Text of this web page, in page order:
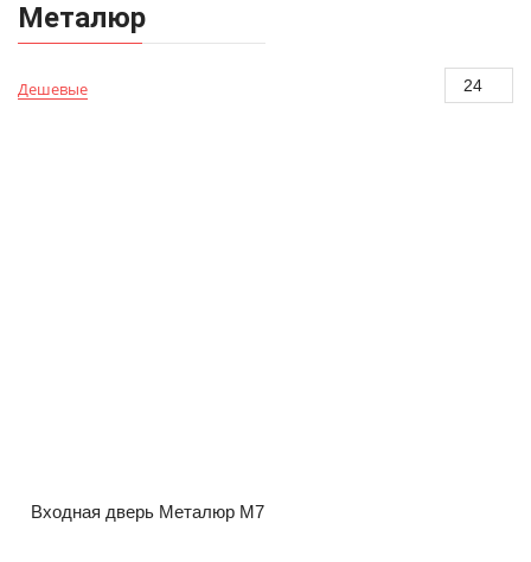
Металюр
Дешевые 24
Входная дверь Металюр М7